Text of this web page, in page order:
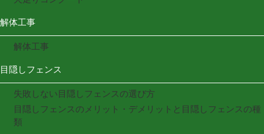
解体工事
解体工事
目隠しフェンス
失敗しない目隠しフェンスの選び方
目隠しフェンスのメリット・デメリットと目隠しフェンスの種
類